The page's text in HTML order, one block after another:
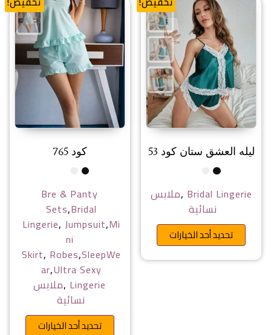
ليله العشق ستان كود 53
Bridal Lingerie
,ملابس
نسائية
تحديد أحد الخيارات هناك العديد من الأشكال
كود 765
Bre & Panty
Sets,Bridal
Lingerie, Jumpsuit,Mi
ni
Skirt, Robes,SleepWe
ar,Ultra Sexy
Lingerie
,ملابس
نسائية
تحديد أحد الخيارات